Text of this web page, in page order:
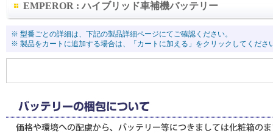
EMPEROR : ハイブリッド車補機バッテリー
※ 型番ごとの詳細は、下記の製品詳細ページにてご確認ください。
※ 製品をカートに追加する場合は、「カートに加える」をクリックしてくださ